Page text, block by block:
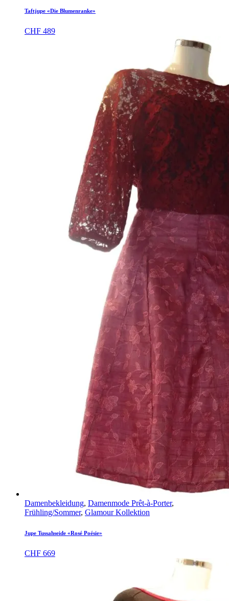
Taftjupe «Die Blumenranke»
CHF 489
Damenbekleidung, Damenmode Prêt-à-Porter,
Frühling/Sommer, Glamour Kollektion
Jupe Tussahseide «Rosé Poésie»
CHF 669